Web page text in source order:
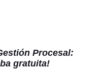
Procesal:
gratuita!